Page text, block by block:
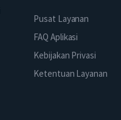
Pusat Layanan
FAQ Aplikasi
Kebijakan Privasi
Ketentuan Layanan